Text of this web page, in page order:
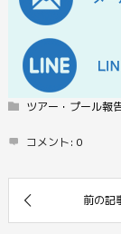
ツアー・プール報
コメント: 0